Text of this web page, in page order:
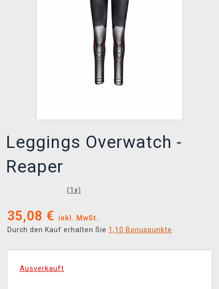
Leggings Overwatch -
Reaper
(1 x)
35,08 €
inkl. MwSt.
Durch den Kauf erhalten Sie 1,10 Bonuspunkte
Ausverkauft